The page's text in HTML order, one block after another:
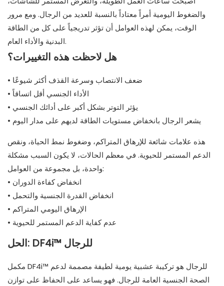
والضغوط اليومية أمراً معتاداً بالنسبة للعديد من الرجال. ومع مرور
الوقت، يمكن لهذه العوامل أن تؤثر تدريجياً على كل من الطاقة
البدنية والأداء العام.
هل لاحظت هذه التغييرات؟
• ضعف الانتصاب وسرعة القذف أكثر شيوعًا
• الأداء الجنسي أقل اتساقاً
• يؤثر التوتر بشكل أكبر على أدائك الجنسي
• يشعر الرجال بانخفاض مستويات الطاقة لديهم على مدار اليوم
هذه علامات شائعة للإرهاق المتراكم، وضغوط نمط الحياة، ونقص
الدعم المستمر للحيوية. في معظم الحالات، لا يكون السبب مشكلة
واحدة، بل مجموعة من العوامل:
• انخفاض كفاءة الدوران
• انخفاض القدرة الجنسية والتحمل
• الإرهاق اليومي المتراكم
• عدم كفاية الدعم المستمر للحيوية
الحل: DF4i™ للرجال
مكمل DF4i™ للرجال هو تركيبة عشبية يومية لطيفة مصممة لدعم
الصحة الجنسية العامة للرجال. فهو يساعد على الحفاظ على توازن